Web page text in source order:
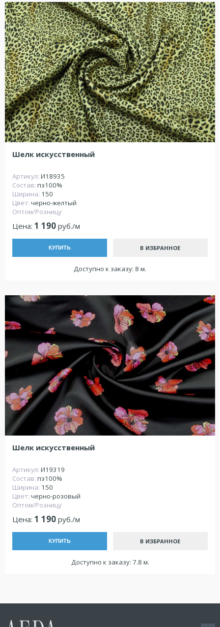
Шелк искусственный
Артикул: И18935
Состав: пэ100%
Ширина: 150
Цвет: черно-желтый
Оптом/Розницу
Цена: 1 190 руб./м
КУПИТЬ В ИЗБРАННОЕ
Доступно к заказу: 8 м.
Шелк искусственный
Артикул: И19319
Состав: пэ100%
Ширина: 150
Цвет: черно-розовый
Оптом/Розницу
Цена: 1 190 руб./м
КУПИТЬ В ИЗБРАННОЕ
Доступно к заказу: 7.8 м.